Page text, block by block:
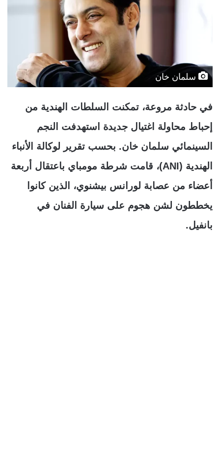
سلمان خان
في حادثة مروعة، تمكنت السلطات الهندية من
إحباط محاولة اغتيال جديدة استهدفت النجم
السينمائي سلمان خان. بحسب تقرير لوكالة الأنباء
الهندية (ANI)، قامت شرطة مومباي باعتقال أربعة
أعضاء من عصابة لورانس بيشنوي، الذين كانوا
يخططون لشن هجوم على سيارة الفنان في
بانفيل.